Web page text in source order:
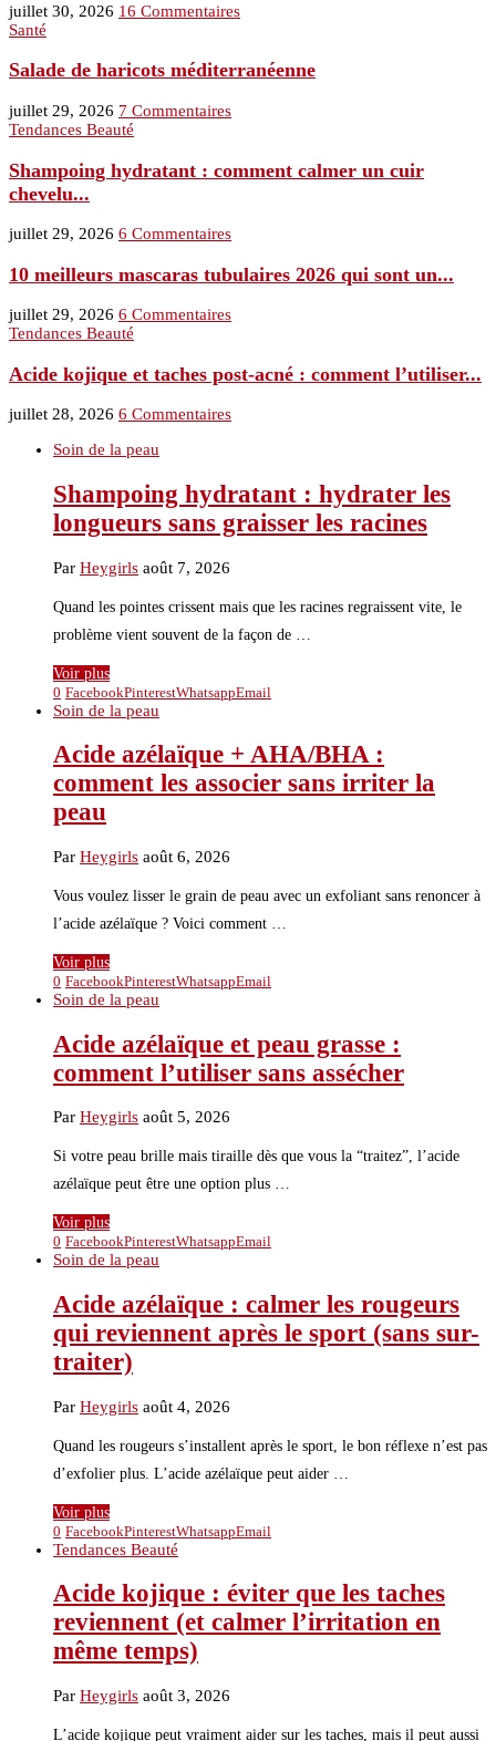
juillet 30, 2026 16 Commentaires
Santé
Salade de haricots méditerranéenne
juillet 29, 2026 7 Commentaires
Tendances Beauté
Shampoing hydratant : comment calmer un cuir
chevelu...
juillet 29, 2026 6 Commentaires
10 meilleurs mascaras tubulaires 2026 qui sont un...
juillet 29, 2026 6 Commentaires
Tendances Beauté
Acide kojique et taches post-acné : comment l’utiliser...
juillet 28, 2026 6 Commentaires
Soin de la peau
Shampoing hydratant : hydrater les
longueurs sans graisser les racines
Par Heygirls août 7, 2026
Quand les pointes crissent mais que les racines regraissent vite, le
problème vient souvent de la façon de …
Voir plus
0 FacebookPinterestWhatsappEmail
Soin de la peau
Acide azélaïque + AHA/BHA :
comment les associer sans irriter la
peau
Par Heygirls août 6, 2026
Vous voulez lisser le grain de peau avec un exfoliant sans renoncer à
l’acide azélaïque ? Voici comment …
Voir plus
0 FacebookPinterestWhatsappEmail
Soin de la peau
Acide azélaïque et peau grasse :
comment l’utiliser sans assécher
Par Heygirls août 5, 2026
Si votre peau brille mais tiraille dès que vous la “traitez”, l’acide
azélaïque peut être une option plus …
Voir plus
0 FacebookPinterestWhatsappEmail
Soin de la peau
Acide azélaïque : calmer les rougeurs
qui reviennent après le sport (sans sur-
traiter)
Par Heygirls août 4, 2026
Quand les rougeurs s’installent après le sport, le bon réflexe n’est pas
d’exfolier plus. L’acide azélaïque peut aider …
Voir plus
0 FacebookPinterestWhatsappEmail
Tendances Beauté
Acide kojique : éviter que les taches
reviennent (et calmer l’irritation en
même temps)
Par Heygirls août 3, 2026
L’acide kojique peut vraiment aider sur les taches, mais il peut aussi